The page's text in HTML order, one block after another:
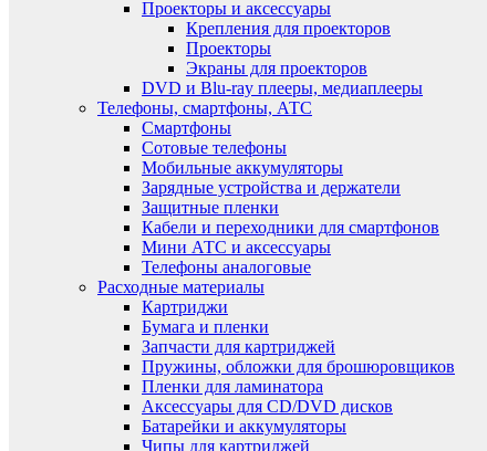
Проекторы и аксессуары
Крепления для проекторов
Проекторы
Экраны для проекторов
DVD и Blu-ray плееры, медиаплееры
Телефоны, смартфоны, АТС
Смартфоны
Сотовые телефоны
Мобильные аккумуляторы
Зарядные устройства и держатели
Защитные пленки
Кабели и переходники для смартфонов
Мини АТС и аксессуары
Телефоны аналоговые
Расходные материалы
Картриджи
Бумага и пленки
Запчасти для картриджей
Пружины, обложки для брошюровщиков
Пленки для ламинатора
Аксессуары для CD/DVD дисков
Батарейки и аккумуляторы
Чипы для картриджей